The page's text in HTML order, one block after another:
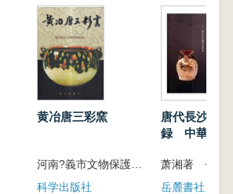
黄冶唐三彩窯
科学出版社
唐代長沙銅
録 中華彩磁
岳麓書社